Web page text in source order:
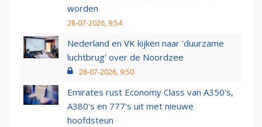
worden
28-07-2026, 9:54
Nederland en VK kijken naar 'duurzame
luchtbrug' over de Noordzee
28-07-2026, 9:50
Emirates rust Economy Class van A350's,
A380's en 777's uit met nieuwe
hoofdsteun